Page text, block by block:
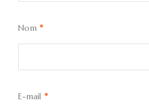
Nom *
E-mail *